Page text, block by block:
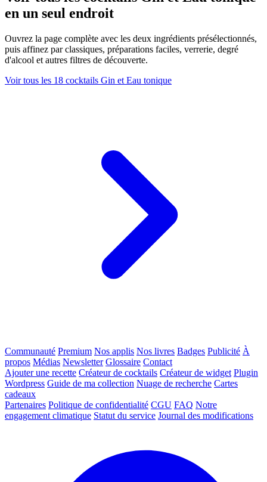
en un seul endroit
Ouvrez la page complète avec les deux ingrédients présélectionnés,
puis affinez par classiques, préparations faciles, verrerie, degré
d'alcool et autres filtres de découverte.
Voir tous les 18 cocktails Gin et Eau tonique
Communauté Premium Nos applis Nos livres Badges Publicité À
propos Médias Newsletter Glossaire Contact
Ajouter une recette Créateur de cocktails Créateur de widget Plugin
Wordpress Guide de ma collection Nuage de recherche Cartes
cadeaux
Partenaires Politique de confidentialité CGU FAQ Notre
engagement climatique Statut du service Journal des modifications